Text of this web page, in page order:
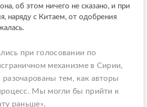
об этом ничего не сказано, и при
наряду с Китаем, от одобрения
при голосовании по
механизме в Сирии,
тем, как авторы
Мы могли бы прийти к
раньше»,